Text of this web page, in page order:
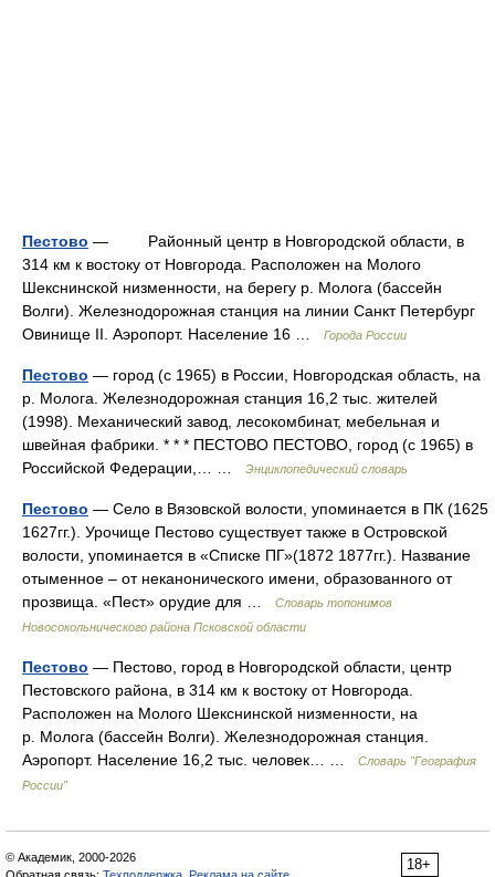
Пестово — Районный центр в Новгородской области, в
314 км к востоку от Новгорода. Расположен на Молого
Шекснинской низменности, на берегу р. Молога (бассейн
Волги). Железнодорожная станция на линии Санкт Петербург
Овинище II. Аэропорт. Население 16 …
Города России
Пестово — город (с 1965) в России, Новгородская область, на
р. Молога. Железнодорожная станция 16,2 тыс. жителей
(1998). Механический завод, лесокомбинат, мебельная и
швейная фабрики. * * * ПЕСТОВО ПЕСТОВО, город (с 1965) в
Российской Федерации,… …
Энциклопедический словарь
Пестово — Село в Вязовской волости, упоминается в ПК (1625
1627гг.). Урочище Пестово существует также в Островской
волости, упоминается в «Списке ПГ»(1872 1877гг.). Название
отыменное – от неканонического имени, образованного от
прозвища. «Пест» орудие для …
Словарь топонимов
Новосокольнического района Псковской области
Пестово — Пестово, город в Новгородской области, центр
Пестовского района, в 314 км к востоку от Новгорода.
Расположен на Молого Шекснинской низменности, на
р. Молога (бассейн Волги). Железнодорожная станция.
Аэропорт. Население 16,2 тыс. человек… …
Словарь "География
России"
18+
© Академик, 2000-2026